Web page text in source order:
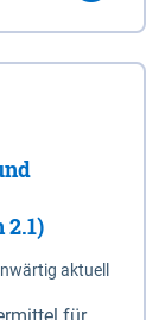
2.1)
aktuell